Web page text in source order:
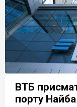
ВТБ
порту Найба